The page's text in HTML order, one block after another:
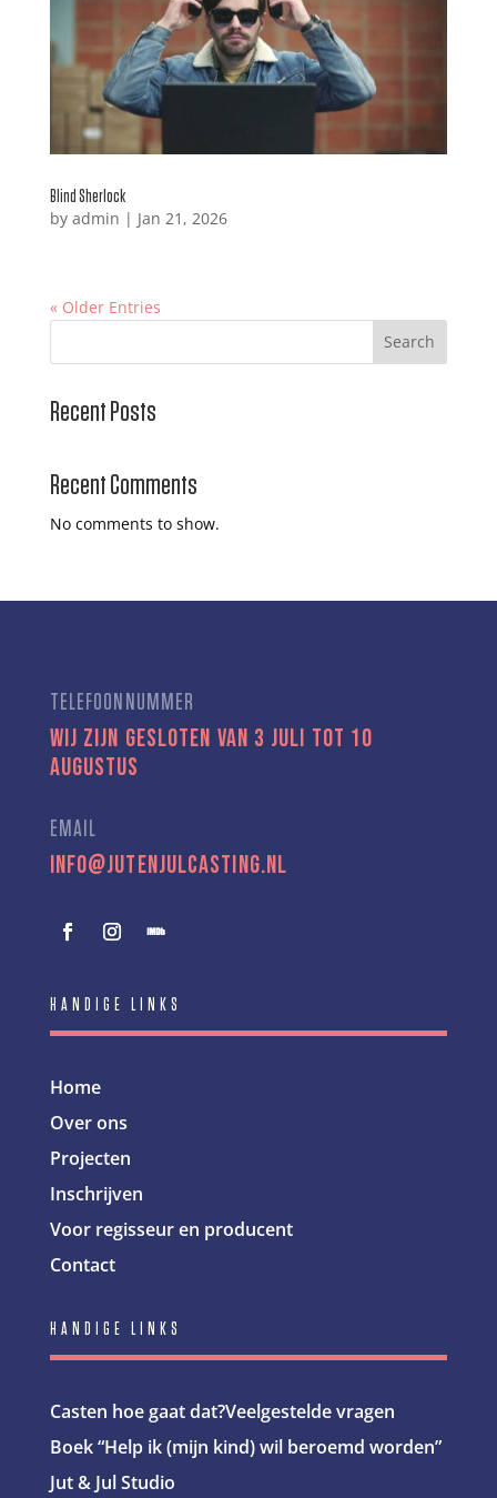
Blind Sherlock
by admin | Jan 21, 2026
« Older Entries
Search
Recent Posts
Recent Comments
No comments to show.
TELEFOONNUMMER
Wij zijn gesloten van 3 juli tot 10
augustus
EMAIL
info@jutenjulcasting.nl
HANDIGE LINKS
Home
Over ons
Projecten
Inschrijven
Voor regisseur en producent
Contact
HANDIGE LINKS
Casten hoe gaat dat?Veelgestelde vragen
Boek “Help ik (mijn kind) wil beroemd worden”
Jut & Jul Studio